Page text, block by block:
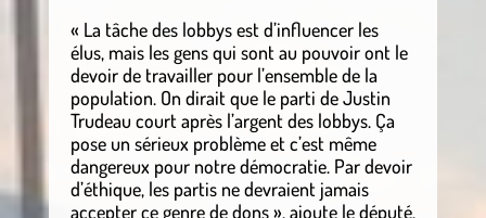
« La tâche des lobbys est d’influencer les
élus, mais les gens qui sont au pouvoir ont le
devoir de travailler pour l’ensemble de la
population. On dirait que le parti de Justin
Trudeau court après l’argent des lobbys. Ça
pose un sérieux problème et c’est même
dangereux pour notre démocratie. Par devoir
d’éthique, les partis ne devraient jamais
accepter ce genre de dons », ajoute le député.